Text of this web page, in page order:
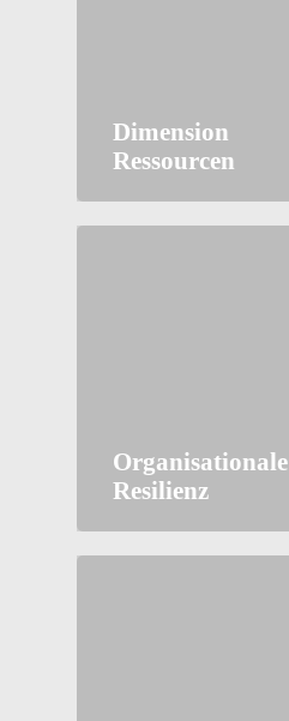
Dimension
Ressourcen
Organisationale
Resilienz